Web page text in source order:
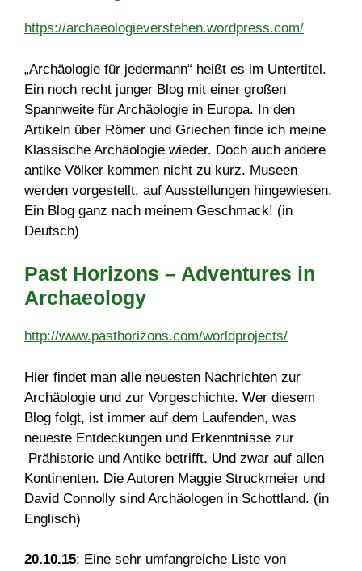
https://archaeologieverstehen.wordpress.com/
„Archäologie für jedermann“ heißt es im Untertitel.
Ein noch recht junger Blog mit einer großen
Spannweite für Archäologie in Europa. In den
Artikeln über Römer und Griechen finde ich meine
Klassische Archäologie wieder. Doch auch andere
antike Völker kommen nicht zu kurz. Museen
werden vorgestellt, auf Ausstellungen hingewiesen.
Ein Blog ganz nach meinem Geschmack! (in
Deutsch)
Past Horizons – Adventures in
Archaeology
http://www.pasthorizons.com/worldprojects/
Hier findet man alle neuesten Nachrichten zur
Archäologie und zur Vorgeschichte. Wer diesem
Blog folgt, ist immer auf dem Laufenden, was
neueste Entdeckungen und Erkenntnisse zur
Prähistorie und Antike betrifft. Und zwar auf allen
Kontinenten. Die Autoren Maggie Struckmeier und
David Connolly sind Archäologen in Schottland. (in
Englisch)
20.10.15: Eine sehr umfangreiche Liste von